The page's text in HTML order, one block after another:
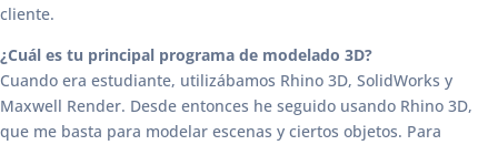
cliente.
¿Cuál es tu principal programa de modelado 3D?
Cuando era estudiante, utilizábamos Rhino 3D, SolidWorks y
Maxwell Render. Desde entonces he seguido usando Rhino 3D,
que me basta para modelar escenas y ciertos objetos. Para